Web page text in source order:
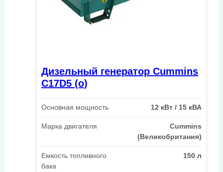
Дизельный генератор Cummins
C17D5 (o)
Основная мощность 12 кВт / 15 кВА
Марка двигателя
Cummins
(Великобритания)
Емкость топливного
бака
150 л